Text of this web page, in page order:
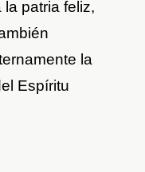
patria feliz,
la
Espíritu